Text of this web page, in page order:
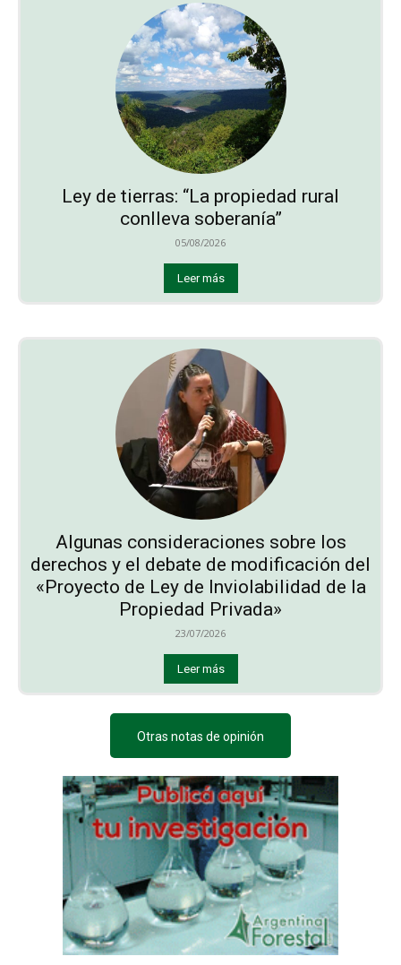
Ley de tierras: “La propiedad rural
conlleva soberanía”
05/08/2026
Leer más
Algunas consideraciones sobre los
derechos y el debate de modificación del
«Proyecto de Ley de Inviolabilidad de la
Propiedad Privada»
23/07/2026
Leer más
Otras notas de opinión